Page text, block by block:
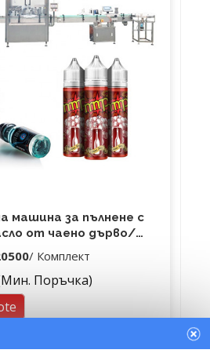
машина за пълнене с
от чаено дърво/
обем/пълнител за
/ Комплект
Поръчка)